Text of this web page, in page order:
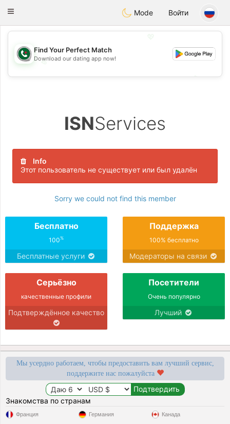
Weshrak
Toggle
Mode Войти
💖
💕
Find Your Perfect Match
Download our dating app now!
ISNServices
Info
Этот пользователь не существует или был удалён
Sorry we could not find this member
Бесплатно
100%
Бесплатные услуги
Поддержка
100% бесплатно
Модераторы на связи
Серьёзно
качественные профили
Подтверждённое качество
Посетители
Очень популярно
Лучший
Мы усердно работаем, чтобы предоставить вам лучший сервис,
поддержите нас пожалуйста
Знакомства по странам
Франция Германия Канада